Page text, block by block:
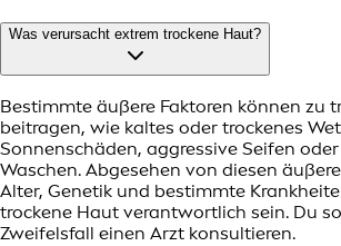
Was verursacht extrem trockene Haut?
Bestimmte äußere Faktoren können zu
beitragen, wie kaltes oder trockenes
Sonnenschäden, aggressive Seifen
Waschen. Abgesehen von diesen
Alter, Genetik und bestimmte
trockene Haut verantwortlich sein. Du
Zweifelsfall einen Arzt konsultieren.